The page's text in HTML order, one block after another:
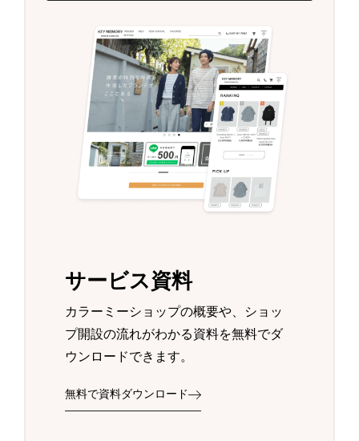
サービス資料
カラーミーショップの概要や、ショッ
プ開設の流れがわかる資料を無料でダ
ウンロードできます。
無料で資料ダウンロード